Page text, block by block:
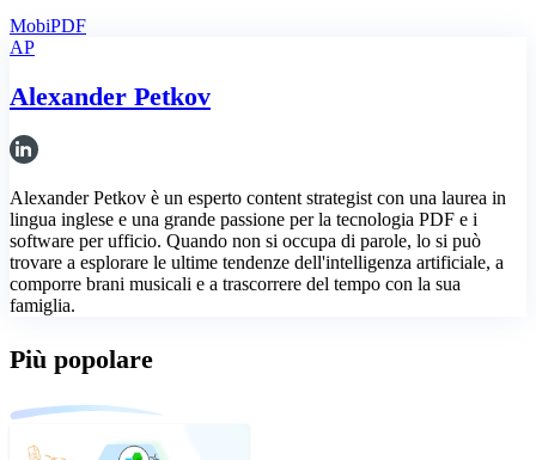
MobiPDF
AP
Alexander Petkov
Alexander Petkov è un esperto content strategist con una laurea in
lingua inglese e una grande passione per la tecnologia PDF e i
software per ufficio. Quando non si occupa di parole, lo si può
trovare a esplorare le ultime tendenze dell'intelligenza artificiale, a
comporre brani musicali e a trascorrere del tempo con la sua
famiglia.
Più popolare